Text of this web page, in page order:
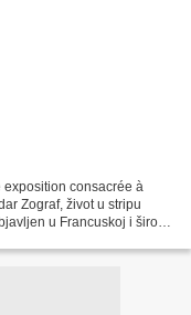
consacrée à
Zograf, život u stripu
u Francuskoj i širom